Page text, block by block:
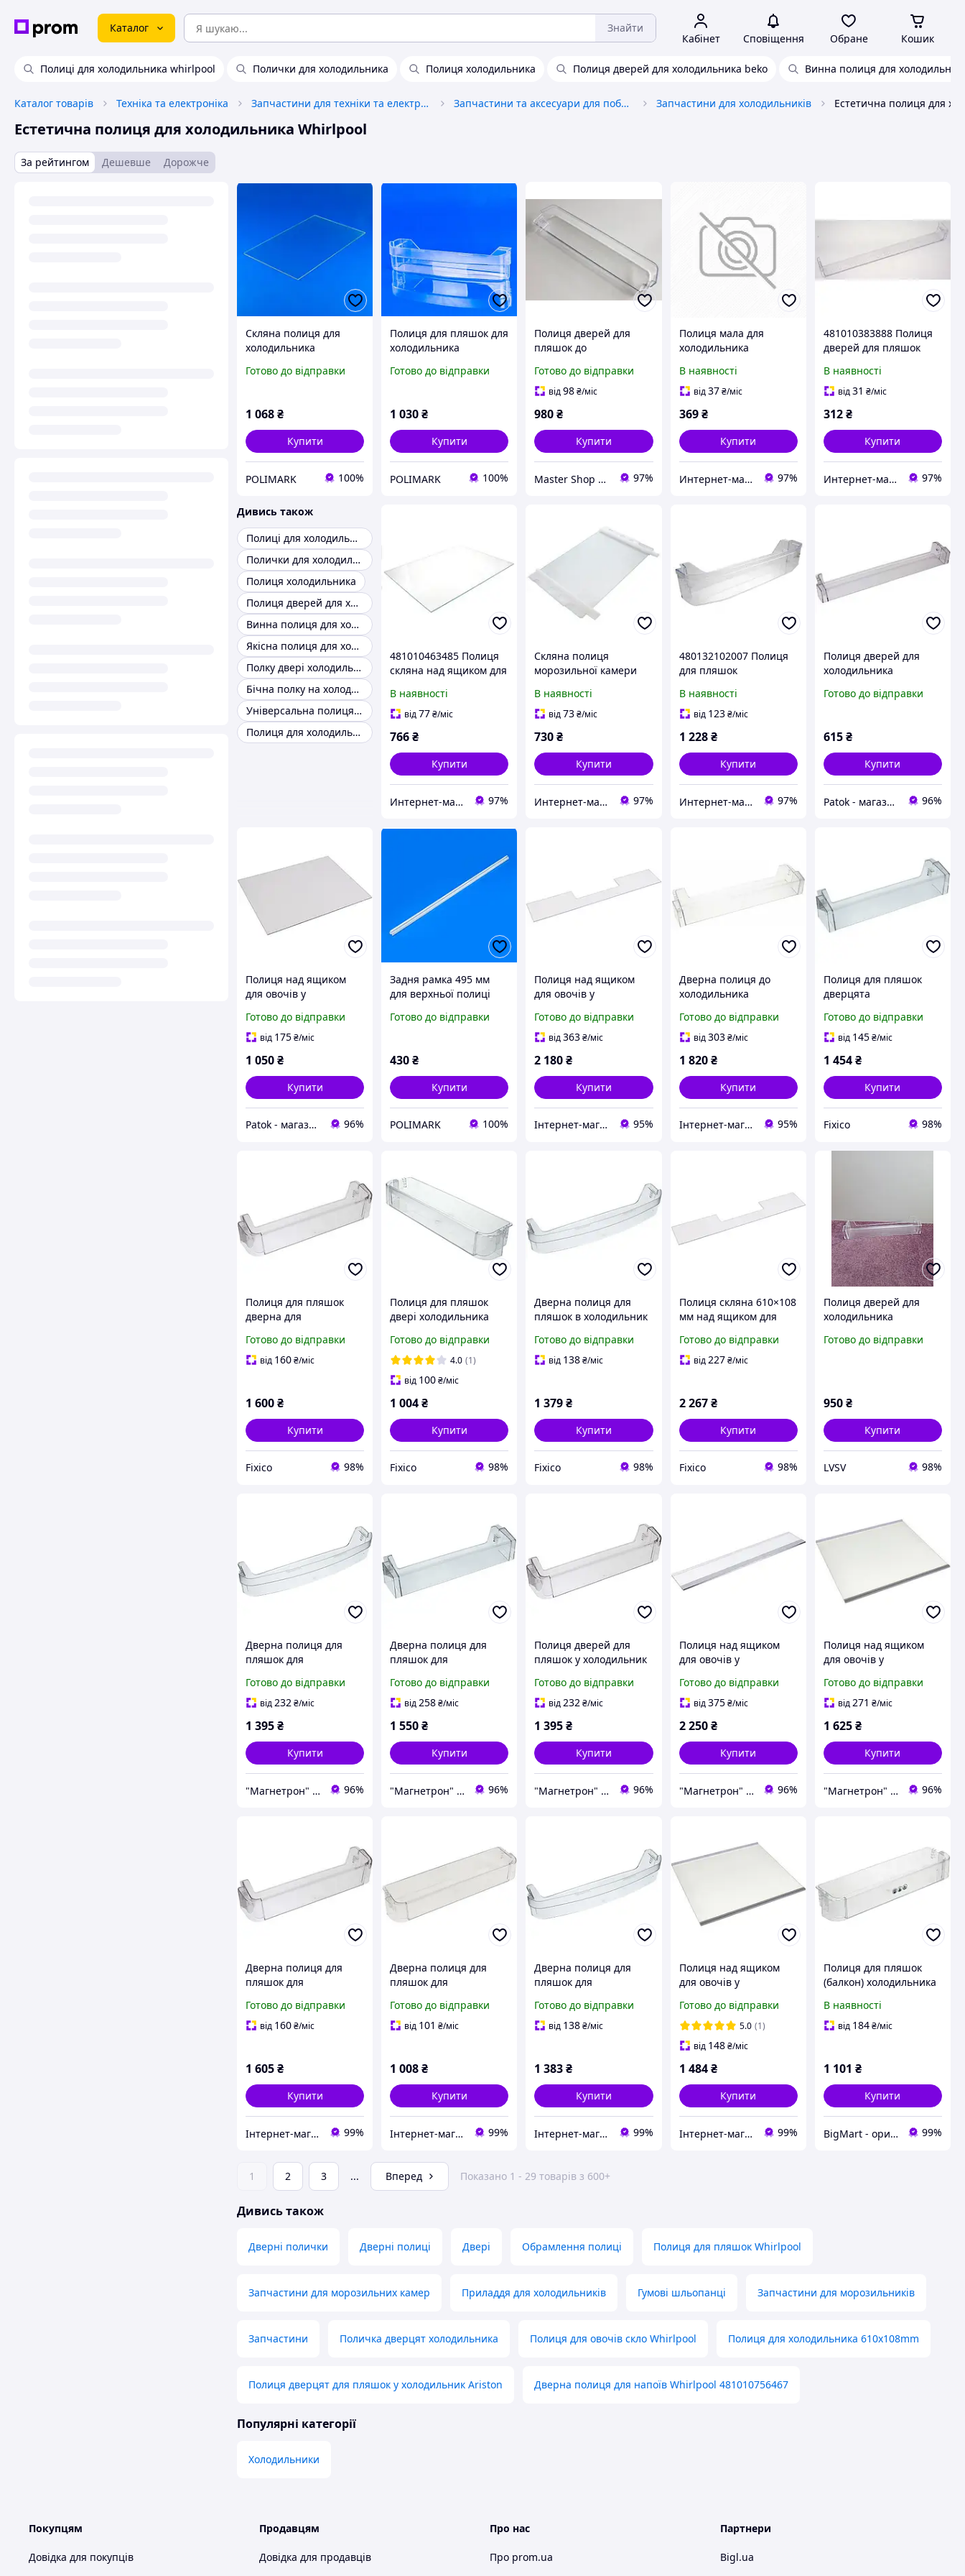
Каталог Знайти
Кабінет Сповіщення Обране Кошик
Полиці для холодильника whirlpool Полички для холодильника Полиця холодильника Полиця дверей для холодильника beko Винна полиця для
Каталог товарів Техніка та електроніка Запчастини для техніки та електроніки Запчастини та аксесуари для побутової техніки Запчастини для холодильників
Естетична полиця для холодильника Whirlpool
За рейтингом Дешевше Дорожче
Скляна полиця для
холодильника
Готово до відправки
1 068₴
Купити
POLIMARK 100%
Полиця для пляшок для
холодильника
Готово до відправки
1 030₴
Купити
POLIMARK 100%
Полиця дверей для
пляшок до
Whirlpool 481010678523
Готово до відправки
від98₴/міс
980₴
Купити
Master Shop UA 97%
Полиця мала для
холодильника
481241818673
В наявності
від37 ₴/міс
369 ₴
Купити
Интернет-магазин "Myspares" 97%
481010383888 Полиця
дверей для пляшок
Whirlpool (C00324048)
В наявності
від31 ₴/міс
312₴
Купити
Интернет-магазин "Myspares" 97%
Дивись також
Полиці для холодильника whirlpool
Полички для холодильника
Полиця холодильника
Полиця дверей для холодильника beko
Винна полиця для холодильника samsung
Якісна полиця для холодильника Whirlpool
Полку двері холодильника
Бічна полку на холодильник
Універсальна полиця для холодильника
Полиця для холодильника Beko в наявності
481010463485 Полиця
скляна над ящиком для
46.5x36.1см Whirlpool
(C00324412)
В наявності
від77₴/міс
766₴
Купити
Интернет-магазин "Myspares" 97%
Скляна полиця
морозильної камери
Whirlpool C00446547 -
для моделей BL700OX,
В наявності
від73₴/міс
730₴
Купити
Интернет-магазин "Myspares" 97%
480132102007 Полиця
для пляшок
Whirlpool (C00312595)
В наявності
від 123 ₴/міс
1 228 ₴
Купити
Интернет-магазин "Myspares" 97%
Полиця дверей для
холодильника
590x100 мм
Готово до відправки
615₴
Купити
Patok - магазин запчастин для побутової техніки 96%
Полиця над ящиком
для овочів у
481010463485
467x357mm (скляна)
Готово до відправки
від 175₴/міс
1 050₴
Купити
Patok - магазин запчастин для побутової техніки 96%
Задня рамка 495 мм
для верхньої полиці
Whirlpool
Готово до відправки
430₴
Купити
POLIMARK 100%
Полиця над ящиком
для овочів у
C00523381 (скляна)
610x108mm
Готово до відправки
від363₴/міс
2 180₴
Купити
Інтернет-магазин "GoodParts" 95%
Дверна полиця до
холодильника
Готово до відправки
від303 ₴/міс
1 820 ₴
Купити
Інтернет-магазин "GoodParts" 95%
Полиця для пляшок
дверцята
Whirlpool 481010756467
475×110 мм
Готово до відправки
від 145₴/міс
1 454₴
Купити
Fixico 98%
Полиця для пляшок
дверна для
Whirlpool 481010467690
485×115 мм
Готово до відправки
від 160₴/міс
1 600₴
Купити
Fixico 98%
Полиця для пляшок
двері холодильника
Whirlpool 481010471454
Готово до відправки
4.0 (1)
від 100₴/міс
1 004₴
Купити
Fixico 98%
Дверна полиця для
пляшок в холодильник
DOM
Готово до відправки
від 138₴/міс
1 379₴
Купити
Fixico 98%
Полиця скляна 610×108
мм над ящиком для
холодильника
(C00523381)
Готово до відправки
від227 ₴/міс
2 267 ₴
Купити
Fixico 98%
Полиця дверей для
холодильника
W10590541 440*95*65
Готово до відправки
950₴
Купити
LVSV 98%
Дверна полиця для
пляшок для
Whirlpool 481241829927
495x110mm
Готово до відправки
від232₴/міс
1 395₴
Купити
"Магнетрон" © Інтернет-магазин запчастин та аксесуарів для побутової техніки 96%
Дверна полиця для
пляшок для
Whirlpool 481010756467
475x110mm
Готово до відправки
від258₴/міс
1 550₴
Купити
"Магнетрон" © Інтернет-магазин запчастин та аксесуарів для побутової техніки 96%
Полиця дверей для
пляшок у холодильник
485x115mm (з
піктограмою)
Готово до відправки
від232₴/міс
1 395₴
Купити
"Магнетрон" © Інтернет-магазин запчастин та аксесуарів для побутової техніки 96%
Полиця над ящиком
для овочів у
481011096646
608x117mm (скляна, з
Готово до відправки
від375 ₴/міс
2 250 ₴
Купити
"Магнетрон" © Інтернет-магазин запчастин та аксесуарів для побутової техніки 96%
Полиця над ящиком
для овочів у
WHIRLPOOL
481010667592
Готово до відправки
від271 ₴/міс
1 625₴
Купити
"Магнетрон" © Інтернет-магазин запчастин та аксесуарів для побутової техніки 96%
Дверна полиця для
пляшок для
Whirlpool 481010467690
485x115mm (з
Готово до відправки
від 160₴/міс
1 605₴
Купити
Інтернет-магазин «Dragon Parts» 99%
Дверна полиця для
пляшок для
Whirlpool 481010471454
440x105mm
Готово до відправки
від 101 ₴/міс
1 008₴
Купити
Інтернет-магазин «Dragon Parts» 99%
Дверна полиця для
пляшок для
Whirlpool 481241829927
495x110mm
Готово до відправки
від 138₴/міс
1 383₴
Купити
Інтернет-магазин «Dragon Parts» 99%
Полиця над ящиком
для овочів у
481010667592
485x435mm (скло) fs
Готово до відправки
5.0 (1)
від 148 ₴/міс
1 484 ₴
Купити
Інтернет-магазин «Dragon Parts» 99%
Полиця для пляшок
(балкон) холодильника
В наявності
від 184₴/міс
1 101 ₴
Купити
BigMart - оригінальні запчастини для побутової техніки та смартфонів 99%
1 2 3 ... Вперед Показано 1 - 29 товарів з 600+
Дивись також
Дверні полички Дверні полиці Двері Обрамлення полиці Полиця для пляшок Whirlpool
Запчастини для морозильних камер Приладдя для холодильників Гумові шльопанці Запчастини для морозильників
Запчастини Поличка дверцят холодильника Полиця для овочів скло Whirlpool Полиця для холодильника 610x108mm
Полиця дверцят для пляшок у холодильник Ariston Дверна полиця для напоїв Whirlpool 481010756467
Популярні категорії
Холодильники
Покупцям
Довідка для покупців
Продавцям
Довідка для продавців
Про нас
Про prom.ua
Партнери
Bigl.ua